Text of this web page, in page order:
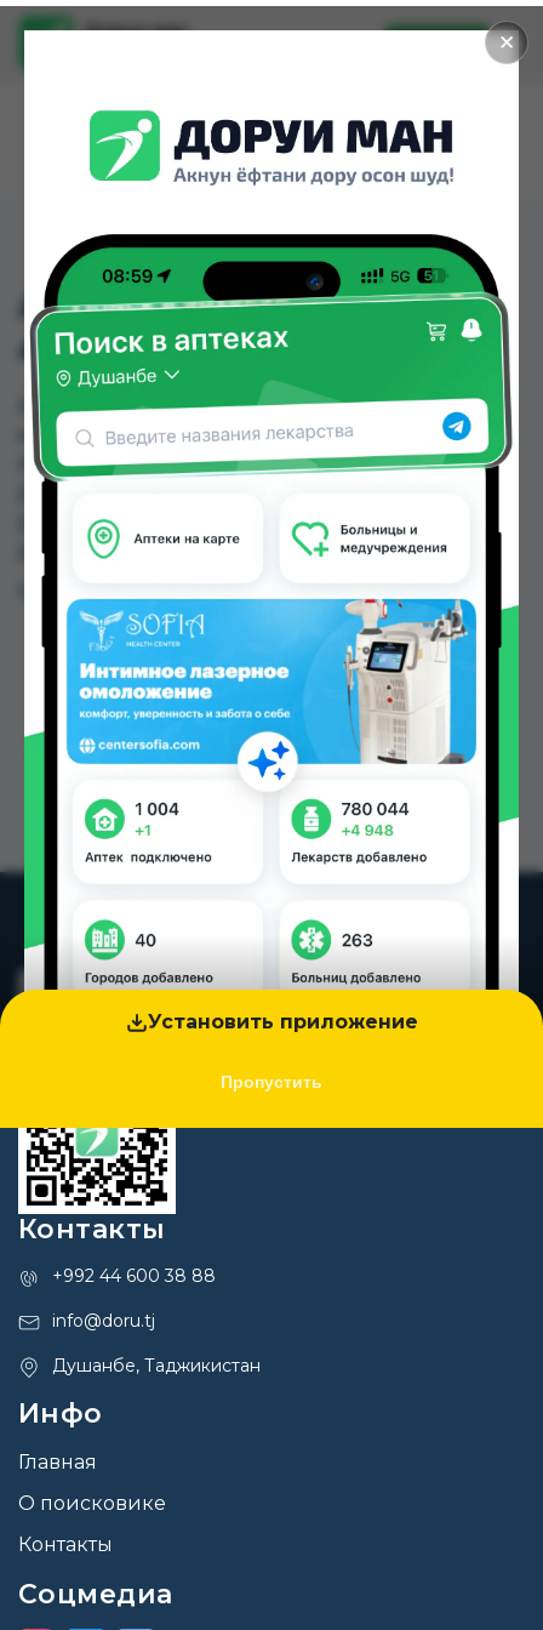
✕
Установить приложение
Пропустить
Доруи ман
Установить
АРДУАН Р-Р ФЛ 2МЛ
4МГ №25
АРДУАН Р-Р ФЛ 2МЛ 4МГ №25 можно купить
или заказать в аптеках, Абубакри Карим,
Алишер-К, Асия фарм , Дармон компания,
Дусти по цене от 504.00 TJS до 655.50 TJS в
Душанбе и других городах Таджикистана
Контакты
+992 44 600 38 88
info@doru.tj
Душанбе, Таджикистан
Инфо
Главная
О поисковике
Контакты
Соцмедиа